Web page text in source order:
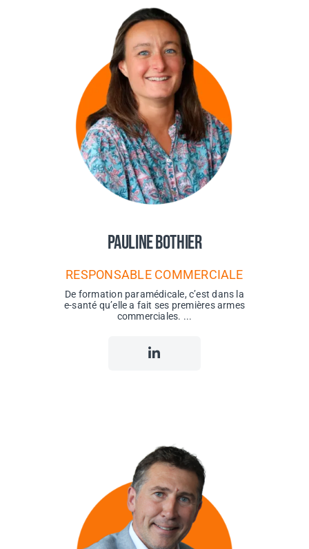
Pauline Bothier
RESPONSABLE COMMERCIALE
De formation paramédicale, c’est dans la
e-santé qu’elle a fait ses premières armes
commerciales. ...